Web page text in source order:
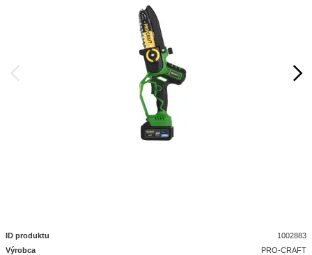
ID produktu
1002883
Výrobca
PRO-CRAFT